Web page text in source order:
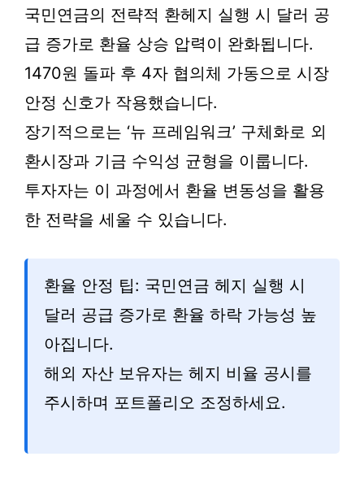
국민연금의 전략적 환헤지 실행 시 달러 공
급 증가로 환율 상승 압력이 완화됩니다.
1470원 돌파 후 4자 협의체 가동으로 시장
안정 신호가 작용했습니다.
장기적으로는 ‘뉴 프레임워크’ 구체화로 외
환시장과 기금 수익성 균형을 이룹니다.
투자자는 이 과정에서 환율 변동성을 활용
한 전략을 세울 수 있습니다.
환율 안정 팁: 국민연금 헤지 실행 시
달러 공급 증가로 환율 하락 가능성 높
아집니다.
해외 자산 보유자는 헤지 비율 공시를
주시하며 포트폴리오 조정하세요.